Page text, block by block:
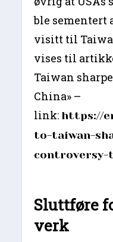
ble sementert
visitt til
vises til
Taiwan
China» –
link: https://
to-taiwan-
controversy-
Sluttføre
verk